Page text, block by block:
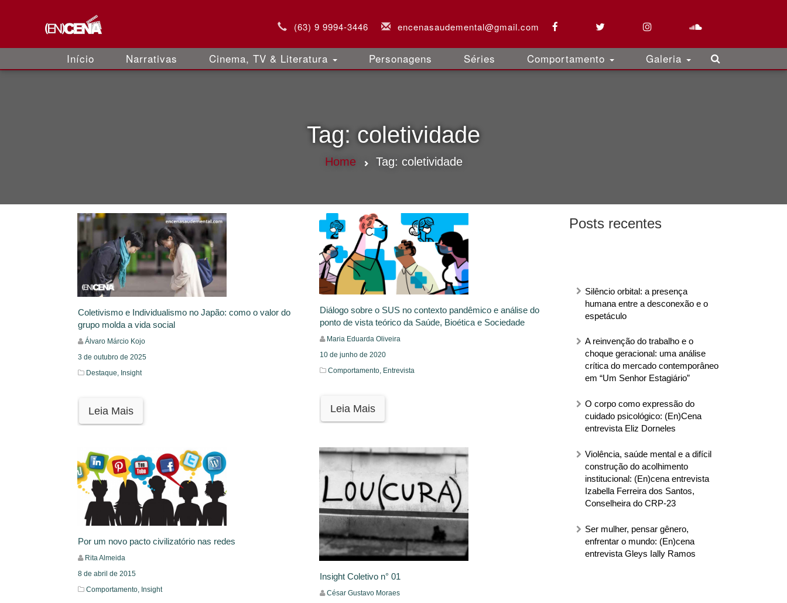
(63) 9 9994-3446 encenasaudemental@gmail.com
Início Narrativas Cinema, TV & Literatura Personagens Séries Comportamento Galeria
Tag: coletividade
Home Tag: coletividade
Posts recentes
Silêncio orbital: a presença
humana entre a desconexão e o
espetáculo
A reinvenção do trabalho e o
choque geracional: uma análise
crítica do mercado contemporâneo
em “Um Senhor Estagiário”
O corpo como expressão do
cuidado psicológico: (En)Cena
entrevista Eliz Dorneles
Violência, saúde mental e a difícil
construção do acolhimento
institucional: (En)cena entrevista
Izabella Ferreira dos Santos,
Conselheira do CRP-23
Ser mulher, pensar gênero,
enfrentar o mundo: (En)cena
entrevista Gleys Ially Ramos
Coletivismo e Individualismo no Japão: como o valor do
grupo molda a vida social
Álvaro Márcio Kojo
3 de outubro de 2025
Destaque, Insight
Leia Mais
Diálogo sobre o SUS no contexto pandêmico e análise do
ponto de vista teórico da Saúde, Bioética e Sociedade
Maria Eduarda Oliveira
10 de junho de 2020
Comportamento, Entrevista
Leia Mais
Por um novo pacto civilizatório nas redes
Rita Almeida
8 de abril de 2015
Comportamento, Insight
Insight Coletivo n° 01
César Gustavo Moraes